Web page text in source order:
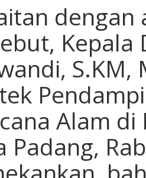
Kepala
Alam
Padang,